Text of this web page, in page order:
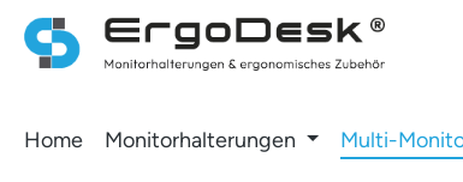
Hauptinhalt springen
Zur Suche springen
Zur Hauptnavigation springen
Home Monitorhalterungen Multi-